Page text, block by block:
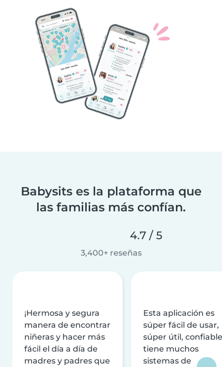
Babysits es la plataforma que
las familias más confían.
4.7 / 5
3,400+ reseñas
¡Hermosa y segura
manera de encontrar
niñeras y hacer más
fácil el día a día de
madres y padres que
Esta aplicación es
súper fácil de usar,
súper útil,
tiene muchos
sistemas de